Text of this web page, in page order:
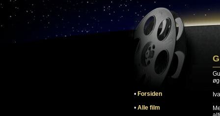
• Forsiden
• Alle film